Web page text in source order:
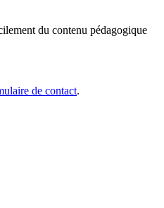
du contenu pédagogique
de contact.